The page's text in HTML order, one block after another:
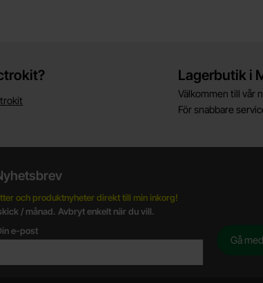
Lagerbutik i
Välkommen till vår
För snabbare
och produktnyheter direkt till min inkorg!
/ månad. Avbryt enkelt när du vill.
e-post